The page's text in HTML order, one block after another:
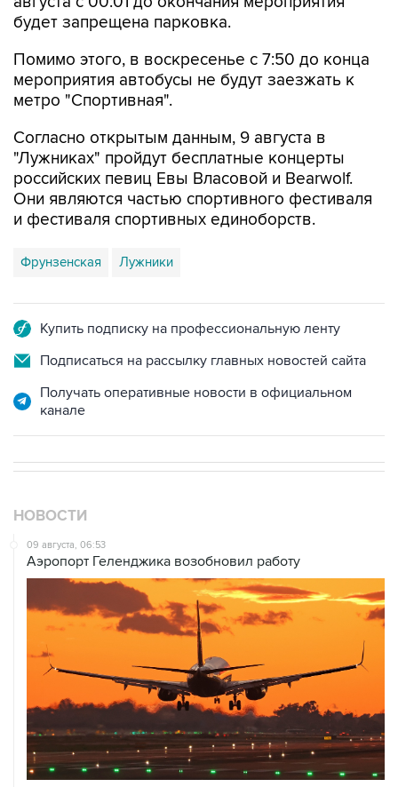
будет запрещена парковка.
Помимо этого, в воскресенье с 7:50 до конца
мероприятия автобусы не будут заезжать к
метро "Спортивная".
Согласно открытым данным, 9 августа в
"Лужниках" пройдут бесплатные концерты
российских певиц Евы Власовой и Bearwolf.
Они являются частью спортивного фестиваля
и фестиваля спортивных единоборств.
Фрунзенская Лужники
Купить подписку на профессиональную ленту
Подписаться на рассылку главных новостей сайта
Получать оперативные новости в официальном
канале
НОВОСТИ
09 августа, 06:53
Аэропорт Геленджика возобновил работу